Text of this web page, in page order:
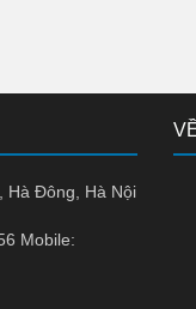
Hà Đông, Hà Nội
Mobile: